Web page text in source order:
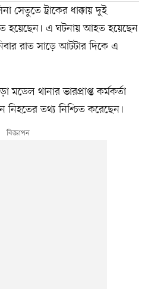
সেতুতে ট্রাকের ধাক্কায় দুই
হয়েছেন। এ ঘটনায় আহত হয়েছেন
রাত সাড়ে আটটার দিকে এ
থানার ভারপ্রাপ্ত কর্মকর্তা
তথ্য নিশ্চিত করেছেন।